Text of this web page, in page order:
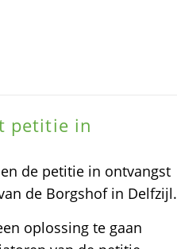
petitie in
de petitie in ontvangst
de Borgshof in Delfzijl.
oplossing te gaan